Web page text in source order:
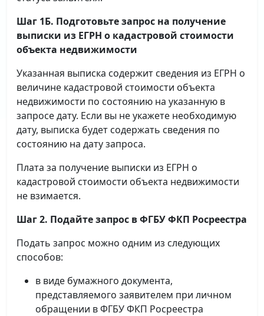
Шаг 1Б. Подготовьте запрос на получение
выписки из ЕГРН о кадастровой стоимости
объекта недвижимости
Указанная выписка содержит сведения из ЕГРН о
величине кадастровой стоимости объекта
недвижимости по состоянию на указанную в
запросе дату. Если вы не укажете необходимую
дату, выписка будет содержать сведения по
состоянию на дату запроса.
Плата за получение выписки из ЕГРН о
кадастровой стоимости объекта недвижимости
не взимается.
Шаг 2. Подайте запрос в ФГБУ ФКП Росреестра
Подать запрос можно одним из следующих
способов:
в виде бумажного документа,
представляемого заявителем при личном
обращении в ФГБУ ФКП Росреестра